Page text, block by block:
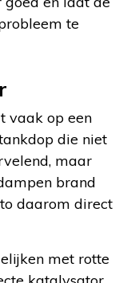
te
vaak op een
die niet
maar
brand
daarom direct
met rotte